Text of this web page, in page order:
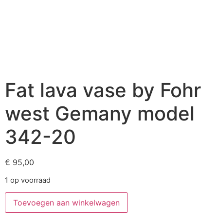
Fat lava vase by Fohr
west Gemany model
342-20
€ 95,00
1 op voorraad
Toevoegen aan winkelwagen